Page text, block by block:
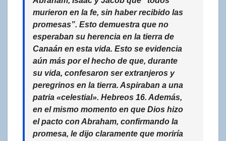
murieron en la fe, sin haber recibido las
promesas”. Esto demuestra que no
esperaban su herencia en la tierra de
Canaán en esta vida. Esto se evidencia
aún más por el hecho de que, durante
su vida, confesaron ser extranjeros y
peregrinos en la tierra. Aspiraban a una
patria «celestial». Hebreos 16. Además,
en el mismo momento en que Dios hizo
el pacto con Abraham, confirmando la
promesa, le dijo claramente que moriría